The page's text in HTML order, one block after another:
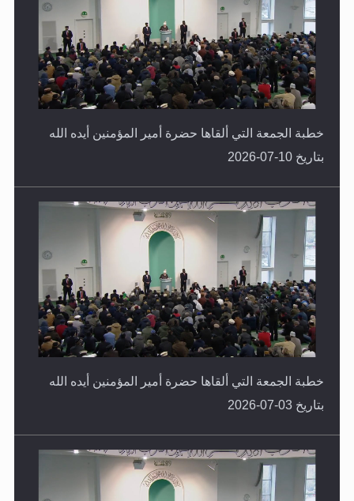
خطبة الجمعة التي ألقاها حضرة أمير المؤمنين أيده الله
خطبة الجمعة التي ألقاها حضرة أمير المؤمنين أيده الله